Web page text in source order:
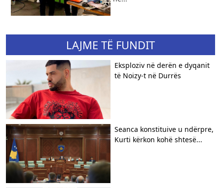
LAJME TË FUNDIT
Eksploziv në derën e dyqanit
të Noizy-t në Durrës
Seanca konstituive u ndërpre,
Kurti kërkon kohë shtesë...